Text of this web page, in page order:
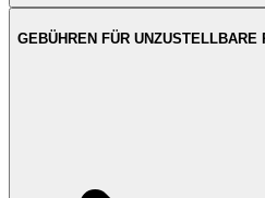
GEBÜHREN FÜR UNZUSTELLBARE